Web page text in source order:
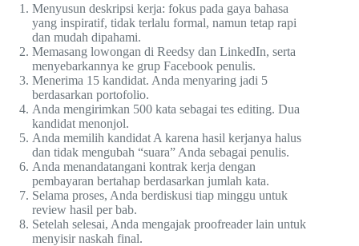
Menyusun deskripsi kerja: fokus pada gaya bahasa
yang inspiratif, tidak terlalu formal, namun tetap rapi
dan mudah dipahami.
Memasang lowongan di Reedsy dan LinkedIn, serta
menyebarkannya ke grup Facebook penulis.
Menerima 15 kandidat. Anda menyaring jadi 5
berdasarkan portofolio.
Anda mengirimkan 500 kata sebagai tes editing. Dua
kandidat menonjol.
Anda memilih kandidat A karena hasil kerjanya halus
dan tidak mengubah “suara” Anda sebagai penulis.
Anda menandatangani kontrak kerja dengan
pembayaran bertahap berdasarkan jumlah kata.
Selama proses, Anda berdiskusi tiap minggu untuk
review hasil per bab.
Setelah selesai, Anda mengajak proofreader lain untuk
menyisir naskah final.